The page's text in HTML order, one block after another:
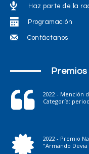
Haz parte de la
Programación
Contáctanos
2022 - Mención
Categoría:
2022 - Premio
"Armando